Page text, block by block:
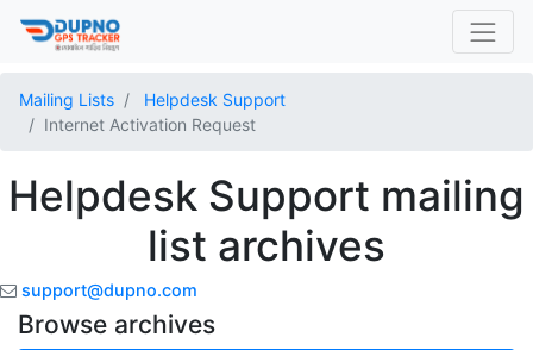
Mailing Lists
Helpdesk Support
Internet Activation Request
Helpdesk Support mailing
list archives
support@dupno.com
Browse archives